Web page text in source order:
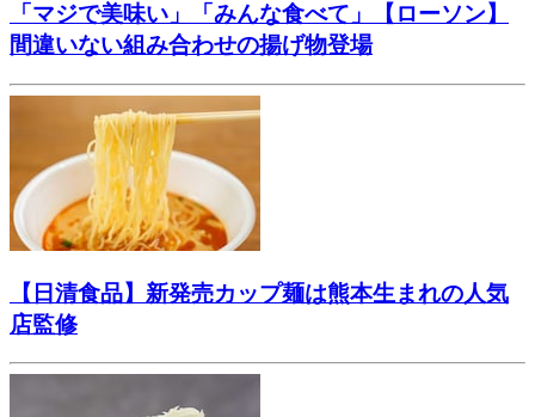
「マジで美味い」「みんな食べて」【ローソン】
間違いない組み合わせの揚げ物登場
【日清食品】新発売カップ麺は熊本生まれの人気
店監修